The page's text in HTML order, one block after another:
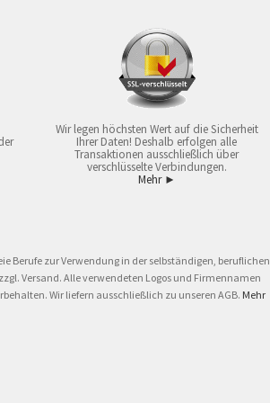
Wir legen höchsten Wert auf die Sicherheit
Ihrer Daten! Deshalb erfolgen alle
Transaktionen ausschließlich über
verschlüsselte Verbindungen.
Mehr ►
Berufe zur Verwendung in der selbständigen, beruflichen
Versand. Alle verwendeten Logos und Firmennamen
Wir liefern ausschließlich zu unseren AGB. Mehr